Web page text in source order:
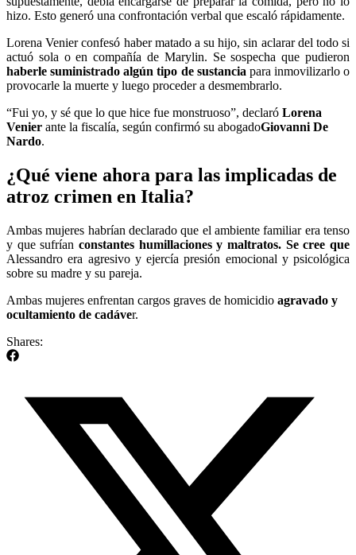
hizo. Esto generó una confrontación verbal que escaló rápidamente.
Lorena Venier confesó haber matado a su hijo, sin aclarar del todo si
actuó sola o en compañía de Marylin. Se sospecha que pudieron
haberle suministrado algún tipo de sustancia para inmovilizarlo o
provocarle la muerte y luego proceder a desmembrarlo.
“Fui yo, y sé que lo que hice fue monstruoso”, declaró Lorena
Venier ante la fiscalía, según confirmó su abogadoGiovanni De
Nardo.
¿Qué viene ahora para las implicadas de
atroz crimen en Italia?
Ambas mujeres habrían declarado que el ambiente familiar era tenso
y que sufrían constantes humillaciones y maltratos. Se cree que
Alessandro era agresivo y ejercía presión emocional y psicológica
sobre su madre y su pareja.
Ambas mujeres enfrentan cargos graves de homicidio agravado y
ocultamiento de cadáver.
Shares: